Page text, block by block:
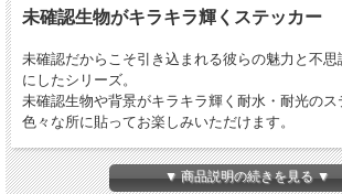
未確認生物がキラキラ輝くステッカー
未確認だからこそ引き込まれる彼らの魅力と不
にしたシリーズ。
未確認生物や背景がキラキラ輝く耐水・耐光のス
色々な所に貼ってお楽しみいただけます。
【サイズ】本体：W60×H80mm以内、台紙：
【素材】PET・PP（本体）・紙（台紙）
▼ 商品説明の続きを見る ▼